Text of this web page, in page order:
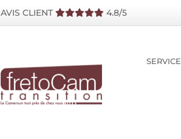
AVIS CLIENT 4.8/5